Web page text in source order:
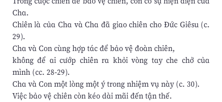
Cha.
Chiên là của Cha và Cha đã giao chiên cho Đức Giêsu (c.
29).
Cha và Con cùng hợp tác để bảo vệ đoàn chiên,
không để ai cướp chiên ra khỏi vòng tay che chở của
mình (cc. 28-29).
Cha và Con một lòng một ý trong nhiệm vụ này (c. 30).
Việc bảo vệ chiên còn kéo dài mãi đến tận thế.